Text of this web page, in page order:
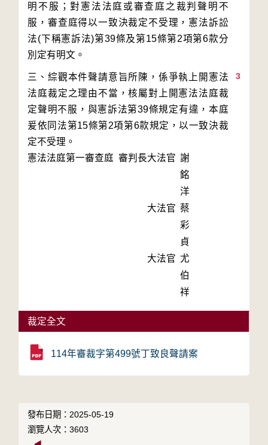
明不服；對憲法法庭或審查庭之裁判聲明不
服，審查庭得以一致決裁定不受理，憲法訴訟
法(下稱憲訴法)第39條及第15條第2項第6款分
3
三、綜觀本件聲請意旨所陳，係爭執上開憲法
法庭裁定之理由不當，核屬對上開憲法法庭裁
定聲明不服，與憲訴法第39條規定有違，本庭
爰依同法第15條第2項第6款規定，以一致決裁
定不受理。
憲法法庭第一審查庭 審判長大法官 謝
銘
洋
大法官 蔡
彩
貞
大法官 尤
伯
祥
裁定全文
114年審裁字第499號丁致良聲請案
發布日期：2025-05-19
瀏覽人次：3603